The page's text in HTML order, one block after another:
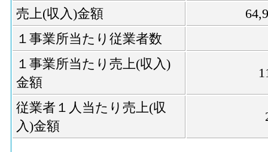
売上(収入)金額
１事業所当たり従業者数
１事業所当たり売上(収入)
金額
従業者１人当たり売上(収
入)金額